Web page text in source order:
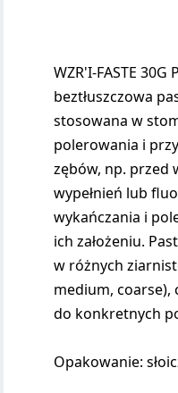
WZR'I-FASTE
beztłuszczowa
stosowana w
polerowania i
zębów, np. przed
wypełnień lub
wykańczania i
ich założeniu.
w różnych
medium, coarse),
do konkretnych
Opakowanie: